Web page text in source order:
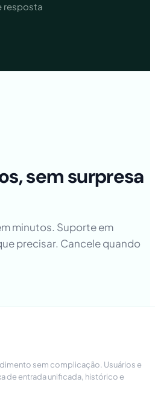
resposta
sem surpresa
minutos. Suporte em
precisar. Cancele quando
sem complicação. Usuários e
de entrada unificada, histórico e